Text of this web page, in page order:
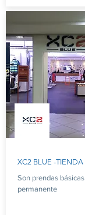
XC2 BLUE -
Son prendas
permanente